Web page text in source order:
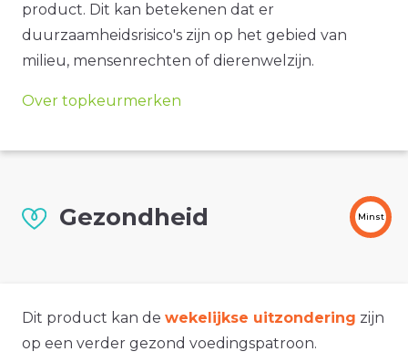
product. Dit kan betekenen dat er
duurzaamheidsrisico's zijn op het gebied van
milieu, mensenrechten of dierenwelzijn.
Over topkeurmerken
Gezondheid Minst
Dit product kan de wekelijkse uitzondering zijn
op een verder gezond voedingspatroon.